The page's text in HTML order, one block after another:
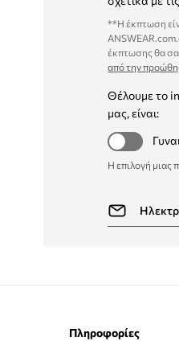
**Η έκπτωση
έκπτωσης θα
από την
Θέλουμε το
μας, είναι:
Η επιλογή μιας
Πληροφορίες